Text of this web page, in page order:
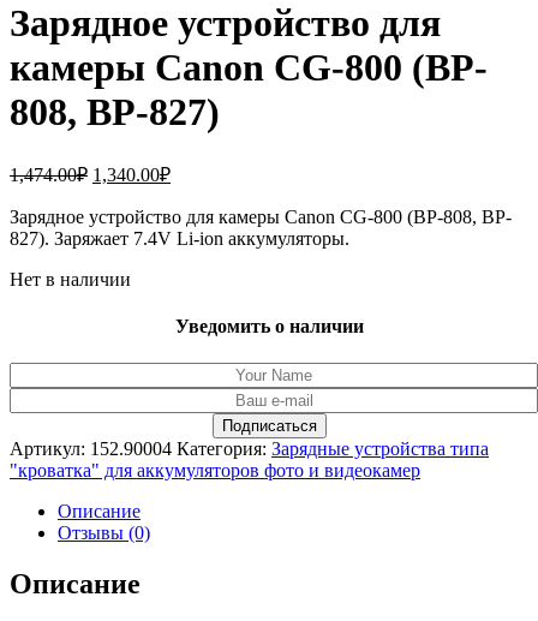
Зарядное устройство для
камеры Canon CG-800 (BP-
808, BP-827)
1,474.00₽ Первоначальная
составляла
1,474.00₽.
1,340.00₽Текущая
1,340.00₽.
Зарядное устройство для камеры Canon CG-800 (BP-808, BP-
827). Заряжает 7.4V Li-ion аккумуляторы.
Нет в наличии
Уведомить о наличии
Артикул: 152.90004 Категория: Зарядные устройства типа
"кроватка" для аккумуляторов фото и видеокамер
Описание
Отзывы (0)
Описание